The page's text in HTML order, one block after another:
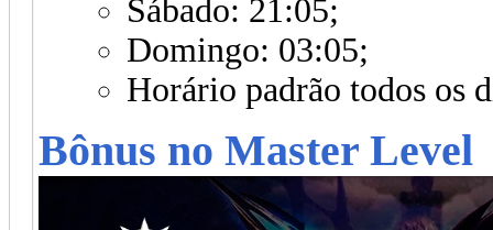
Sábado: 21:05;
Domingo: 03:05;
Horário padrão todos os
Bônus no Master Level